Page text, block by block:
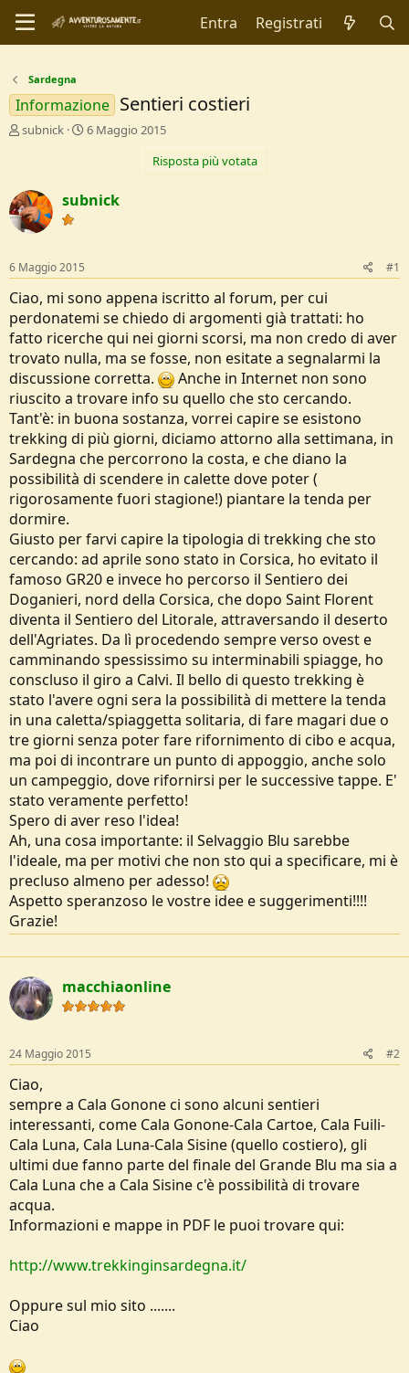
Entra Registrati
Sardegna
Informazione Sentieri costieri
C
t
o
r
D
i
s
u
s
s
i
o
n
e
subnick
D
d
i
z
i
6 Maggio 2015
Risposta più votata
subnick
6 Maggio 2015 #1
Ciao, mi sono appena iscritto al forum, per cui
perdonatemi se chiedo di argomenti già trattati: ho
fatto ricerche qui nei giorni scorsi, ma non credo di aver
trovato nulla, ma se fosse, non esitate a segnalarmi la
discussione corretta.
Anche in Internet non sono
riuscito a trovare info su quello che sto cercando.
Tant'è: in buona sostanza, vorrei capire se esistono
trekking di più giorni, diciamo attorno alla settimana, in
Sardegna che percorrono la costa, e che diano la
possibilità di scendere in calette dove poter (
rigorosamente fuori stagione!) piantare la tenda per
dormire.
Giusto per farvi capire la tipologia di trekking che sto
cercando: ad aprile sono stato in Corsica, ho evitato il
famoso GR20 e invece ho percorso il Sentiero dei
Doganieri, nord della Corsica, che dopo Saint Florent
diventa il Sentiero del Litorale, attraversando il deserto
dell'Agriates. Da lì procedendo sempre verso ovest e
camminando spessissimo su interminabili spiagge, ho
conscluso il giro a Calvi. Il bello di questo trekking è
stato l'avere ogni sera la possibilità di mettere la tenda
in una caletta/spiaggetta solitaria, di fare magari due o
tre giorni senza poter fare rifornimento di cibo e acqua,
ma poi di incontrare un punto di appoggio, anche solo
un campeggio, dove rifornirsi per le successive tappe. E'
stato veramente perfetto!
Spero di aver reso l'idea!
Ah, una cosa importante: il Selvaggio Blu sarebbe
l'ideale, ma per motivi che non sto qui a specificare, mi è
precluso almeno per adesso!
Aspetto speranzoso le vostre idee e suggerimenti!!!!
Grazie!
macchiaonline
24 Maggio 2015 #2
Ciao,
sempre a Cala Gonone ci sono alcuni sentieri
interessanti, come Cala Gonone-Cala Cartoe, Cala Fuili-
Cala Luna, Cala Luna-Cala Sisine (quello costiero), gli
ultimi due fanno parte del finale del Grande Blu ma sia a
Cala Luna che a Cala Sisine c'è possibilità di trovare
acqua.
Informazioni e mappe in PDF le puoi trovare qui:
http://www.trekkinginsardegna.it/
Oppure sul mio sito .......
Ciao